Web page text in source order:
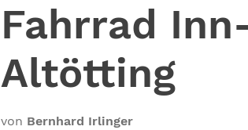
Fahrrad
Altötting
von Bernhard Irlinger